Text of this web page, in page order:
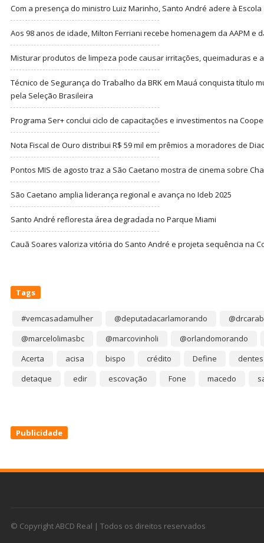
Com a presença do ministro Luiz Marinho, Santo André adere à
Aos 98 anos de idade, Milton Ferriani recebe homenagem da AAPM e
Misturar produtos de limpeza pode causar irritações, queimaduras e
Técnico de Segurança do Trabalho da BRK em Mauá conquista título
pela Seleção Brasileira
Programa Ser+ conclui ciclo de capacitações e investimentos na
Nota Fiscal de Ouro distribui R$ 59 mil em prêmios a moradores de
Pontos MIS de agosto traz a São Caetano mostra de cinema sobre
São Caetano amplia liderança regional e avança no Ideb 2025
Santo André refloresta área degradada no Parque Miami
Cauã Soares valoriza vitória do Santo André e projeta sequência na
Tags
#vemcasadamulher @deputadacarlamorando
@marcelolimasbc
@marcovinholi
@orlandomorando
Acerta
acisa bispo crédito Define
dentes
detaque
edir escovação Fone macedo
Publicidade
© Copyright ABCD Real | Todos os direitos reservados